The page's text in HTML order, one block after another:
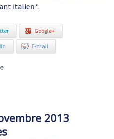
italien ‘.
Google+
E-mail
2013